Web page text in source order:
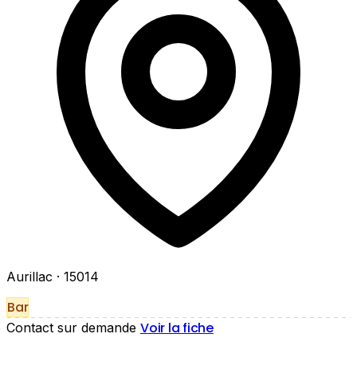
Aurillac · 15014
Bar
Contact sur demande Voir la fiche